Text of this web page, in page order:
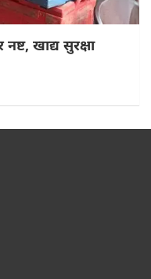
खाद्य सुरक्षा